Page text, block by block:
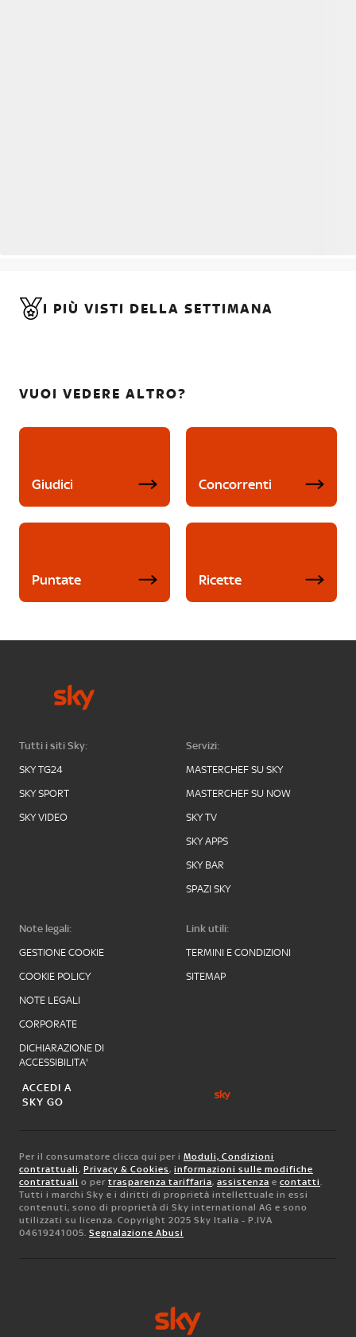
I PIÙ VISTI DELLA SETTIMANA
VUOI VEDERE ALTRO?
Giudici Concorrenti
Puntate Ricette
Tutti i siti Sky:
SKY TG24
SKY SPORT
SKY VIDEO
Servizi:
MASTERCHEF SU SKY
MASTERCHEF SU NOW
SKY TV
SKY APPS
SKY BAR
SPAZI SKY
Note legali:
GESTIONE COOKIE
COOKIE POLICY
NOTE LEGALI
CORPORATE
DICHIARAZIONE DI
ACCESSIBILITA'
Link utili:
TERMINI E CONDIZIONI
SITEMAP
ACCEDI A
SKY GO
Per il consumatore clicca qui per i Moduli, Condizioni
contrattuali, Privacy & Cookies, informazioni sulle modifiche
contrattuali o per trasparenza tariffaria, assistenza e contatti.
Tutti i marchi Sky e i diritti di proprietà intellettuale in essi
contenuti, sono di proprietà di Sky international AG e sono
utilizzati su licenza. Copyright 2025 Sky Italia - P.IVA
04619241005. Segnalazione Abusi